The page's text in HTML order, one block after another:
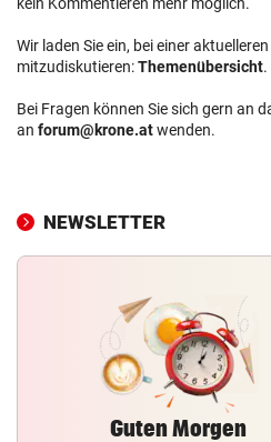
Wir laden Sie ein, bei einer
mitzudiskutieren:Themenübersicht.
Bei Fragen können Sie sich gern an
an forum@krone.atwenden.
NEWSLETTER
Guten Morgen